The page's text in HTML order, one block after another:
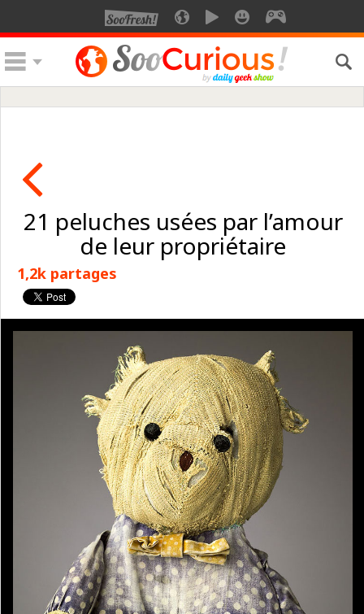
21 peluches usées par l’amour
de leur propriétaire
1,2k partages